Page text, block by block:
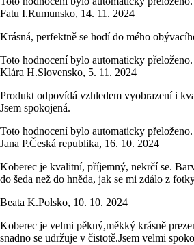
Fatu I.Rumunsko, 14. 11. 2024
Krásná, perfektně se hodí do mého
Toto hodnocení bylo automaticky přeloženo.
Klára H.Slovensko, 5. 11. 2024
Produkt odpovídá vzhledem vyobrazení i
Jsem spokojená.
Toto hodnocení bylo automaticky přeloženo.
Jana P.Česká republika, 16. 10. 2024
Koberec je kvalitní, příjemný, nekrčí se.
do šeda než do hněda, jak se mi zdálo z
Beata K.Polsko, 10. 10. 2024
Koberec je velmi pěkný,měkký krásně
snadno se udržuje v čistotě.Jsem velmi